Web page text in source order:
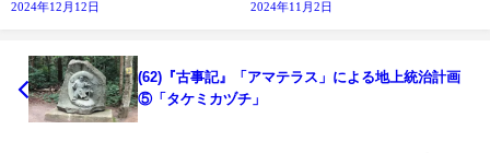
2024年12月12日 2024年11月2日
(62)『古事記』「アマテラス」による地上統治計画
⑤「タケミカヅチ」